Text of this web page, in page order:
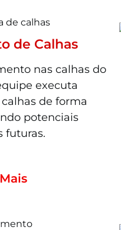
de Calhas
nas calhas do
executa
de forma
potenciais
futuras.